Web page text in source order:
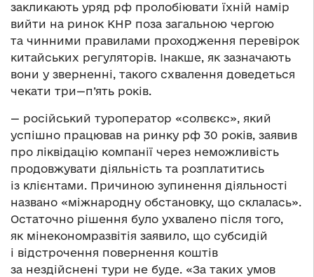
закликають уряд рф пролобіювати їхній намір
вийти на ринок КНР поза загальною чергою
та чинними правилами проходження перевірок
китайських регуляторів. Інакше, як зазначають
вони у зверненні, такого схвалення доведеться
чекати три—п’ять років.
— російський туроператор «солвєкс», який
успішно працював на ринку рф 30 років, заявив
про ліквідацію компанії через неможливість
продовжувати діяльність та розплатитись
із клієнтами. Причиною зупинення діяльності
названо «міжнародну обстановку, що склалась».
Остаточно рішення було ухвалено після того,
як мінекономразвітія заявило, що субсидій
і відстрочення повернення коштів
за нездійснені тури не буде. «За таких умов